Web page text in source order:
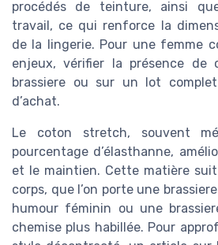
procédés de teinture, ainsi
travail, ce qui renforce la
de la lingerie. Pour une femme
enjeux, vérifier la présence de
brassiere ou sur un lot
d’achat.
Le coton stretch, souvent
pourcentage d’élasthanne,
et le maintien. Cette matière
corps, que l’on porte une
humour féminin ou une
chemise plus habillée. Pour